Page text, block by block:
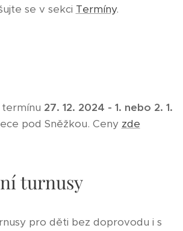
se v sekci Termíny.
27. 12. 2024 - 1. nebo 2. 1.
pod Sněžkou. Ceny zde
turnusy
pro děti bez doprovodu i s